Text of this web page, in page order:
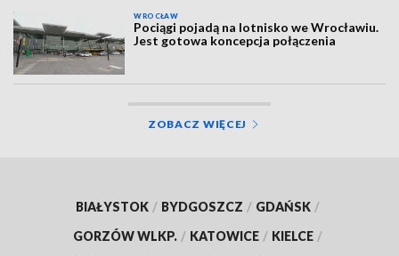
WROCŁAW
Pociągi pojadą na lotnisko we Wrocławiu.
Jest gotowa koncepcja połączenia
ZOBACZ WIĘCEJ
BIAŁYSTOK / BYDGOSZCZ / GDAŃSK /
GORZÓW WLKP. / KATOWICE / KIELCE /